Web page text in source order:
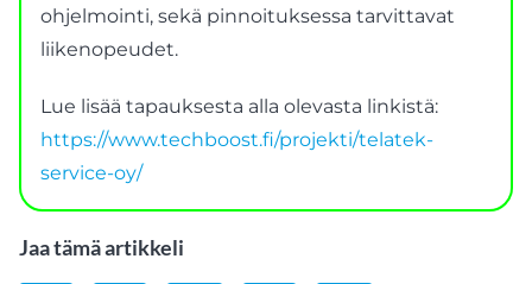
ohjelmointi, sekä pinnoituksessa tarvittavat
liikenopeudet.
Lue lisää tapauksesta alla olevasta linkistä:
https://www.techboost.fi/projekti/telatek-
service-oy/
Jaa tämä artikkeli